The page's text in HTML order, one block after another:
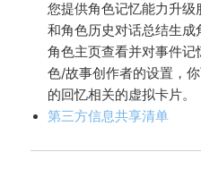
您提供角色记忆能力升
和角色历史对话总结生
角色主页查看并对事件记
色/故事创作者的设置，
的回忆相关的虚拟卡片。
第三方信息共享清单